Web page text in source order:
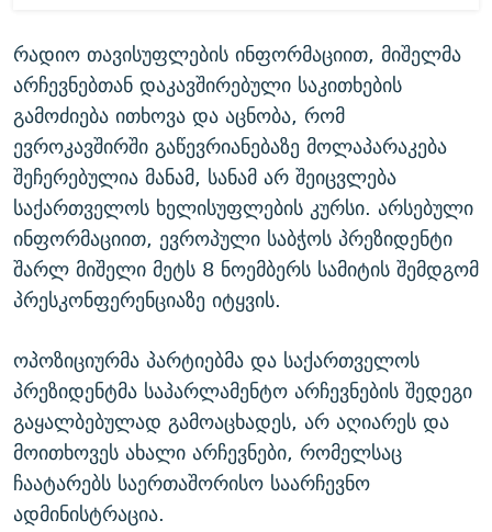
რადიო თავისუფლების ინფორმაციით, მიშელმა
არჩევნებთან დაკავშირებული საკითხების
გამოძიება ითხოვა და აცნობა, რომ
ევროკავშირში გაწევრიანებაზე მოლაპარაკება
შეჩერებულია მანამ, სანამ არ შეიცვლება
საქართველოს ხელისუფლების კურსი. არსებული
ინფორმაციით, ევროპული საბჭოს პრეზიდენტი
შარლ მიშელი მეტს 8 ნოემბერს სამიტის შემდგომ
პრესკონფერენციაზე იტყვის.
ოპოზიციურმა პარტიებმა და საქართველოს
პრეზიდენტმა საპარლამენტო არჩევნების შედეგი
გაყალბებულად გამოაცხადეს, არ აღიარეს და
მოითხოვეს ახალი არჩევნები, რომელსაც
ჩაატარებს საერთაშორისო საარჩევნო
ადმინისტრაცია.